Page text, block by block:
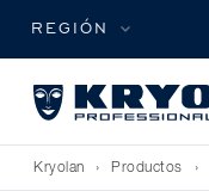
REGIÓN
Kryolan › Productos ›